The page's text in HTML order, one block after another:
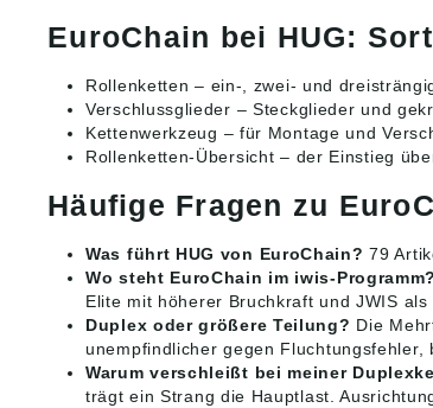
EuroChain bei HUG:
Rollenketten – ein-, zwei- und
Verschlussglieder – Steckglieder und
Kettenwerkzeug – für Montage und
Rollenketten-Übersicht – der Einstieg
Häufige Fragen zu
Was führt HUG von EuroChain? 79
Wo steht EuroChain im iwis-Programm?
Elite mit höherer Bruchkraft und JWIS als
Duplex oder größere Teilung? Die
unempfindlicher gegen Fluchtungsfehler,
Warum verschleißt bei meiner
trägt ein Strang die Hauptlast.